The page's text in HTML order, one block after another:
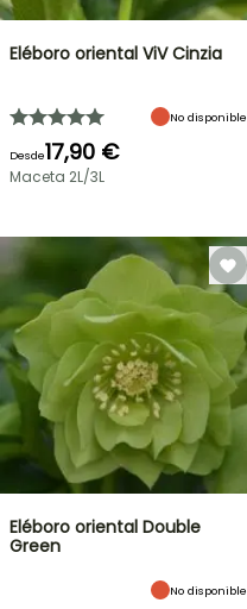
Eléboro oriental ViV Cinzia
No disponible
Desde17,90 €
Maceta 2L/3L
Eléboro oriental Double
Green
No disponible